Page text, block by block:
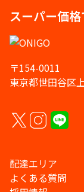
スーパー価
〒154-0011
東京都世田谷区
配達エリア
よくある質問